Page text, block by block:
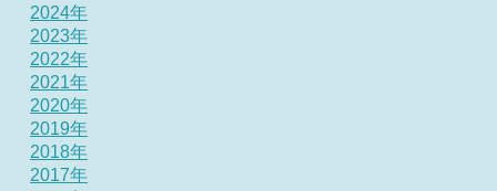
2024年
2023年
2022年
2021年
2020年
2019年
2018年
2017年